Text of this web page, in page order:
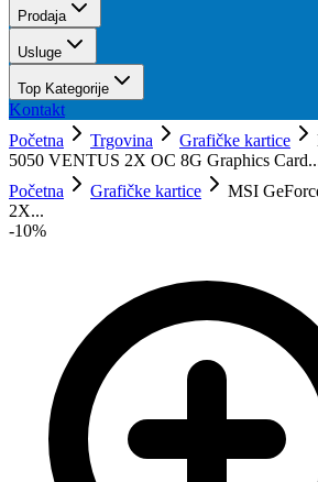
Prodaja
Usluge
Top Kategorije
Kontakt
Početna
Trgovina Grafičke kartice
5050 VENTUS 2X OC 8G Graphics
Početna
Grafičke kartice
MSI
2X...
-10%